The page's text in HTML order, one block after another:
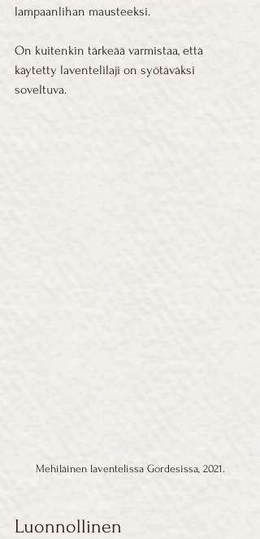
lampaanlihan mausteeksi.
On kuitenkin tärkeää varmistaa, että
käytetty laventelilaji on syötäväksi
soveltuva.
Mehiläinen laventelissa Gordesissa, 2021.
Luonnollinen